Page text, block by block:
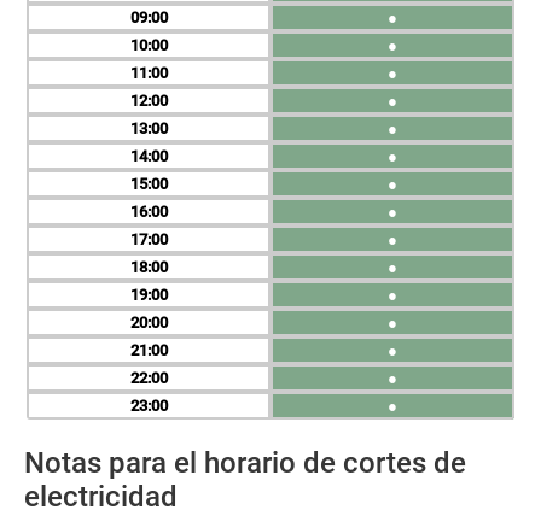
09
10
11
12
13
14
15
16
17
18
19
20
21
22
23
●
●
●
●
●
●
●
●
●
●
●
●
●
●
●
Notas para el horario de cortes de
electricidad